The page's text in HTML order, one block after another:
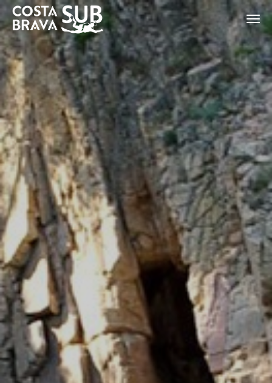
ES CA EN FR
Modifier les cookies
Technique et Fonctionnel
Toujours actif
Ce site Web utilise ses propres cookies pour collecter des
informations afin d'améliorer nos services. Si vous
continuez à naviguer, vous acceptez leur installation.